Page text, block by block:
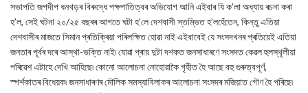
সভাপতি জগদীপ ধনখড়ৰ বিৰুদ্ধে পক্ষপাতিত্বৰ অভিযোগ আনি এইবাৰ যি ক’লা অধ্যায় ৰচনা কৰা
হ’ল, সেই ঘটনা ২০/২৫ বছৰৰ আগতে ঘটা হ’লে দেশবাসী স্তম্ভিত হ’লহেঁতেন, কিন্তু এতিয়া
দেশবাসীৰ মাজতে সিমান প্ৰতিক্ৰিয়া পৰিলক্ষিত হোৱা নাই এইবাবেই যে সংসদখনৰ প্ৰতিয়েই এতিয়া
জনতাৰ পূৰ্বৰ দৰে আস্থা-ভক্তি নাই৷ যোৱা প্ৰায় দুটা দশকত জনসাধাৰণে সংসদত কেৱল হুলস্থূলীয়া
পৰিৱেশ এটাহে দেখি আহিছে৷ কোনো আলোচনা নোহোৱাকৈ গৃহীত হৈ আছে বহু গুৰুত্বপূৰ্ণ,
স্পৰ্শকাতৰ বিধেয়ক৷ জনসাধাৰণৰ মৌলিক সমস্যাবিলাকৰ আলোচনা সংসদৰ মজিয়াত গৌণ হৈ পৰিছে৷